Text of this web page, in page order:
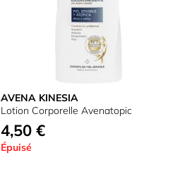
AVENA KINESIA
Lotion Corporelle Avenatopic
4,50 €
Épuisé